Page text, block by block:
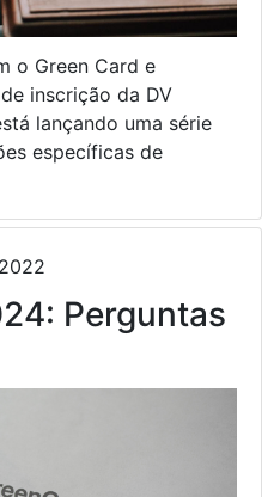
o Green Card e
inscrição da DV
lançando uma série
específicas de
Perguntas